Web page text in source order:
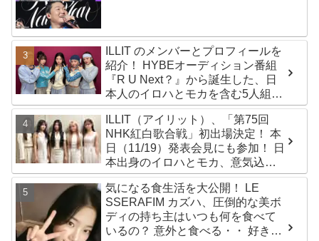
ILLIT のメンバーとプロフィールを
紹介！ HYBEオーディション番組
『R U Next？』から誕生した、日
本人のイロハとモカを含む5人組ガ
ールズグループ！ デビュー曲
「Magnetic」がいきなりの大ヒッ
ト
ILLIT（アイリット）、「第75回
NHK紅白歌合戦」初出場決定！ 本
日（11/19）発表会見にも参加！ 日
本出身のイロハとモカ、意気込み
を語る「ずっと夢見てたステー
ジ…嬉しくて光栄」
気になる食生活を大公開！ LE
SSERAFIM カズハ、圧倒的な美ボ
ディの持ち主はいつも何を食べて
いるの？ 意外と食べる・・ 好きな